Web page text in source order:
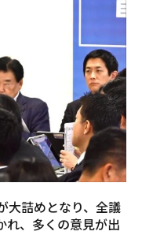
大詰めとなり、全議
れ、多くの意見が出